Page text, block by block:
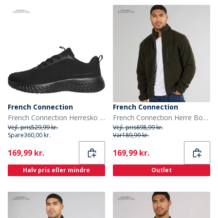
French Connection
French Connection Herresko V5 Blonder Sort Mono
Vejl. pris529,99 kr.
Spare360,00 kr.
Current
169,99 kr.
Halv pris eller mindre
French Connection
French Connection Herre Borg Fleece med tragthals Khaki
Vejl. pris698,99 kr.
Var189,99 kr.
Current
169,99 kr.
Outlet